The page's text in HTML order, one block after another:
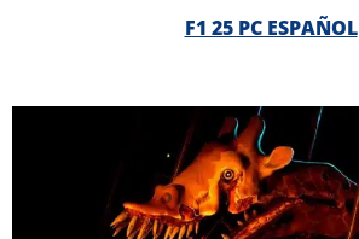
F1 25 PC ESPAÑOL